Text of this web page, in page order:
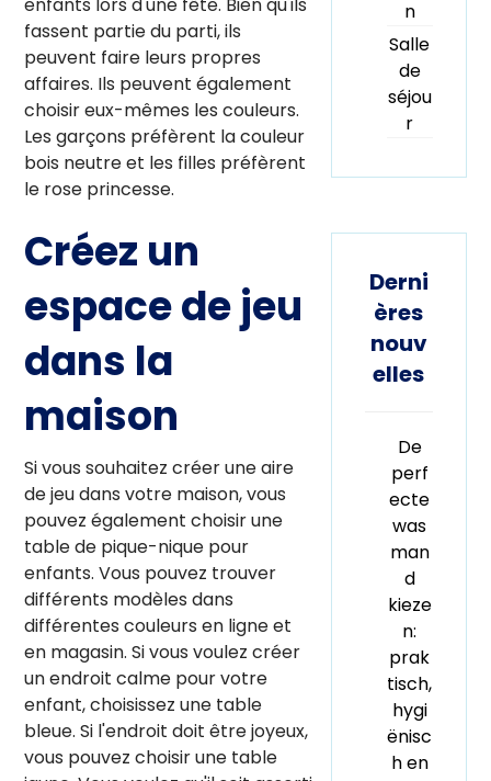
enfants lors d'une fête. Bien qu'ils
fassent partie du parti, ils
peuvent faire leurs propres
affaires. Ils peuvent également
choisir eux-mêmes les couleurs.
Les garçons préfèrent la couleur
bois neutre et les filles préfèrent
le rose princesse.
Créez un
espace de jeu
dans la
maison
Si vous souhaitez créer une aire
de jeu dans votre maison, vous
pouvez également choisir une
table de pique-nique pour
enfants. Vous pouvez trouver
différents modèles dans
différentes couleurs en ligne et
en magasin. Si vous voulez créer
un endroit calme pour votre
enfant, choisissez une table
bleue. Si l'endroit doit être joyeux,
vous pouvez choisir une table
n
Salle
de
séjou
r
Derni
ères
nouv
elles
De
perf
ecte
was
man
d
kieze
n:
prak
tisch,
hygi
ënisc
h en